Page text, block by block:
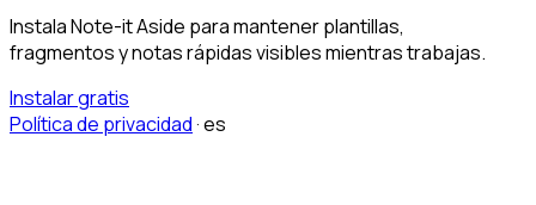
Instala Note-it Aside para mantener plantillas,
fragmentos y notas rápidas visibles mientras trabajas.
Instalar gratis
Política de privacidad·es